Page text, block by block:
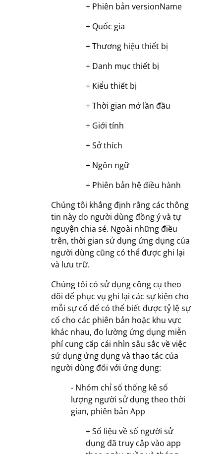
+ Phiên bản versionName
+ Quốc gia
+ Thương hiệu thiết bị
+ Danh mục thiết bị
+ Kiểu thiết bị
+ Thời gian mở lần đầu
+ Giới tính
+ Sở thích
+ Ngôn ngữ
+ Phiên bản hệ điều hành
Chúng tôi khẳng định rằng các thông
tin này do người dùng đồng ý và tự
nguyện chia sẻ. Ngoài những điều
trên, thời gian sử dụng ứng dụng của
người dùng cũng có thể được ghi lại
và lưu trữ.
Chúng tôi có sử dụng công cụ theo
dõi để phục vụ ghi lại các sự kiện cho
mỗi sự cố để có thể biết được tỷ lệ sự
cố cho các phiên bản hoặc khu vực
khác nhau, đo lường ứng dụng miễn
phí cung cấp cái nhìn sâu sắc về việc
sử dụng ứng dụng và thao tác của
người dùng đối với ứng dụng:
- Nhóm chỉ số thống kê số
lượng người sử dụng theo thời
gian, phiên bản App
+ Số liệu về số người sử
dụng đã truy cập vào app